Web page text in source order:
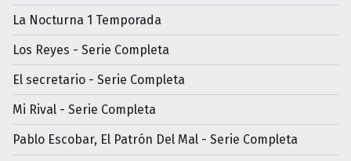
La Nocturna 1 Temporada
Los Reyes - Serie Completa
El secretario - Serie Completa
Mi Rival - Serie Completa
Pablo Escobar, El Patrón Del Mal - Serie Completa